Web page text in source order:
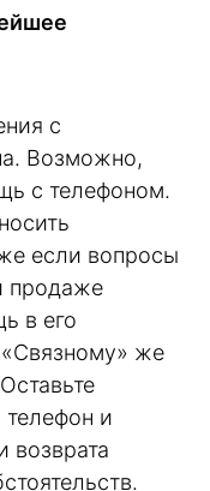
с
Возможно,
с телефоном.
если вопросы
продаже
в его
«Связному» же
телефон и
возврата